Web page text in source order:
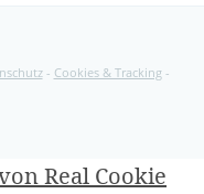
- Cookies & Tracking-
Real Cookie